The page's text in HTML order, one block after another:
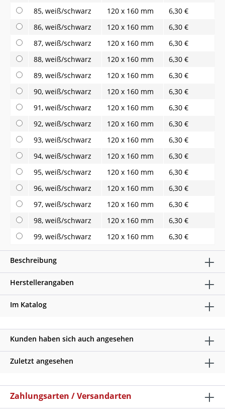
85, weiß/schwarz
120 x 160 mm
6,30 €
86, weiß/schwarz
120 x 160 mm
6,30 €
87, weiß/schwarz
120 x 160 mm
6,30 €
88, weiß/schwarz
120 x 160 mm
6,30 €
89, weiß/schwarz
120 x 160 mm
6,30 €
90, weiß/schwarz
120 x 160 mm
6,30 €
91, weiß/schwarz
120 x 160 mm
6,30 €
92, weiß/schwarz
120 x 160 mm
6,30 €
93, weiß/schwarz
120 x 160 mm
6,30 €
94, weiß/schwarz
120 x 160 mm
6,30 €
95, weiß/schwarz
120 x 160 mm
6,30 €
96, weiß/schwarz
120 x 160 mm
6,30 €
97, weiß/schwarz
120 x 160 mm
6,30 €
98, weiß/schwarz
120 x 160 mm
6,30 €
99, weiß/schwarz
120 x 160 mm 6,30 €
Beschreibung
Herstellerangaben
Im Katalog
Kunden haben sich auch angesehen
Zuletzt angesehen
Zahlungsarten / Versandarten